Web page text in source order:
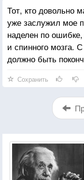
Тот, кто довольно
уже заслужил мое
наделен по
и спинного мозга.
должно быть
Сохранить